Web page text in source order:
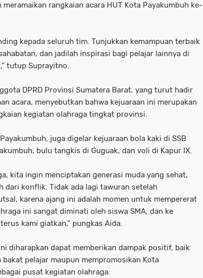
meramaikan rangkaian acara HUT Kota Payakumbuh ke-
kepada seluruh tim. Tunjukkan kemampuan terbaik
dan jadilah inspirasi bagi pelajar lainnya di
tutup Suprayitno.
DPRD Provinsi Sumatera Barat, yang turut hadir
acara, menyebutkan bahwa kejuaraan ini merupakan
kegiatan olahraga tingkat provinsi.
juga digelar kejuaraan bola kaki di SSB
bulu tangkis di Guguak, dan voli di Kapur IX.
kita ingin menciptakan generasi muda yang sehat,
dari konflik. Tidak ada lagi tawuran setelah
karena ajang ini adalah momen untuk mempererat
ini sangat diminati oleh siswa SMA, dan ke
kami giatkan,” pungkas Aida.
diharapkan dapat memberikan dampak positif, baik
bakat pelajar maupun mempromosikan Kota
pusat kegiatan olahraga.